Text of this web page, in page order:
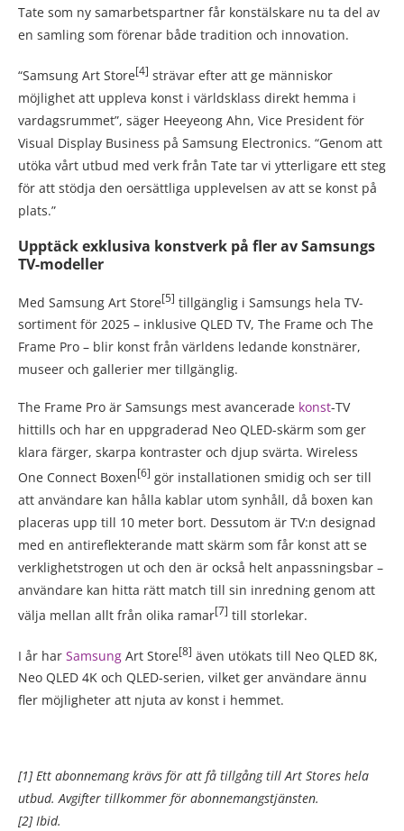
Tate som ny samarbetspartner får konstälskare nu ta del av
en samling som förenar både tradition och innovation.
“Samsung Art Store[4] strävar efter att ge människor
möjlighet att uppleva konst i världsklass direkt hemma i
vardagsrummet”, säger Heeyeong Ahn, Vice President för
Visual Display Business på Samsung Electronics. “Genom att
utöka vårt utbud med verk från Tate tar vi ytterligare ett steg
för att stödja den oersättliga upplevelsen av att se konst på
plats.”
Upptäck exklusiva konstverk på fler av Samsungs
TV-modeller
Med Samsung Art Store[5] tillgänglig i Samsungs hela TV-
sortiment för 2025 – ​​inklusive QLED TV, The Frame och The
Frame Pro – blir konst från världens ledande konstnärer,
museer och gallerier mer tillgänglig.
The Frame Pro är Samsungs mest avancerade konst-TV
hittills och har en uppgraderad Neo QLED-skärm som ger
klara färger, skarpa kontraster och djup svärta. Wireless
One Connect Boxen[6] gör installationen smidig och ser till
att användare kan hålla kablar utom synhåll, då boxen kan
placeras upp till 10 meter bort. Dessutom är TV:n designad
med en antireflekterande matt skärm som får konst att se
verklighetstrogen ut och den är också helt anpassningsbar –
användare kan hitta rätt match till sin inredning genom att
välja mellan allt från olika ramar[7] till storlekar.
I år har Samsung Art Store[8] även utökats till Neo QLED 8K,
Neo QLED 4K och QLED-serien, vilket ger användare ännu
fler möjligheter att njuta av konst i hemmet.
[1] Ett abonnemang krävs för att få tillgång till Art Stores hela
utbud. Avgifter tillkommer för abonnemangstjänsten.
[2] Ibid.